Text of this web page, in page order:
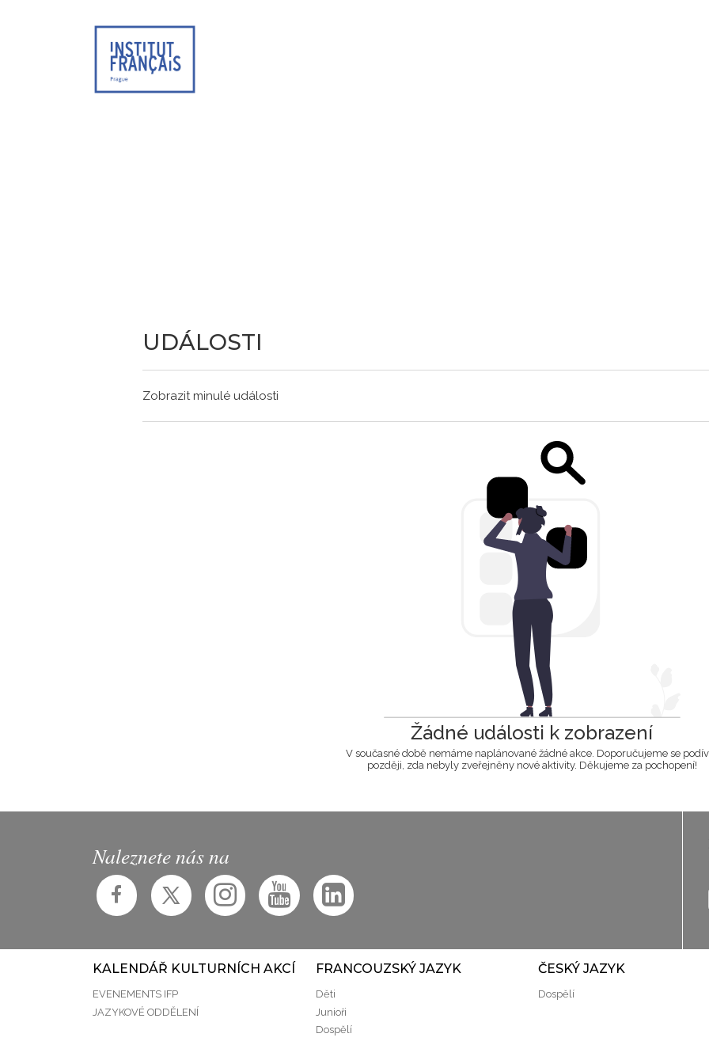
UDÁLOSTI
Zobrazit minulé události
Žádné události k zobrazení
V současné době nemáme naplánované žádné akce. Doporučujeme se
později, zda nebyly zveřejněny nové aktivity. Děkujeme za pochopení!
Naleznete nás na
KALENDÁŘ KULTURNÍCH AKCÍ
EVENEMENTS IFP
JAZYKOVÉ ODDĚLENÍ
FRANCOUZSKÝ JAZYK
Děti
Junioři
Dospělí
ČESKÝ JAZYK
Dospělí